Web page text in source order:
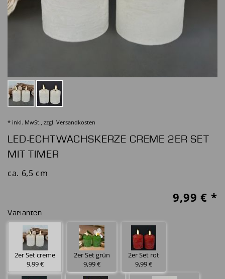
* inkl. MwSt., zzgl. Versandkosten
LED-ECHTWACHSKERZE CREME 2ER SET
MIT TIMER
ca. 6,5 cm
9,99 € *
Varianten
2er Set creme
9,99 €
2er Set grün
9,99 €
2er Set rot
9,99 €